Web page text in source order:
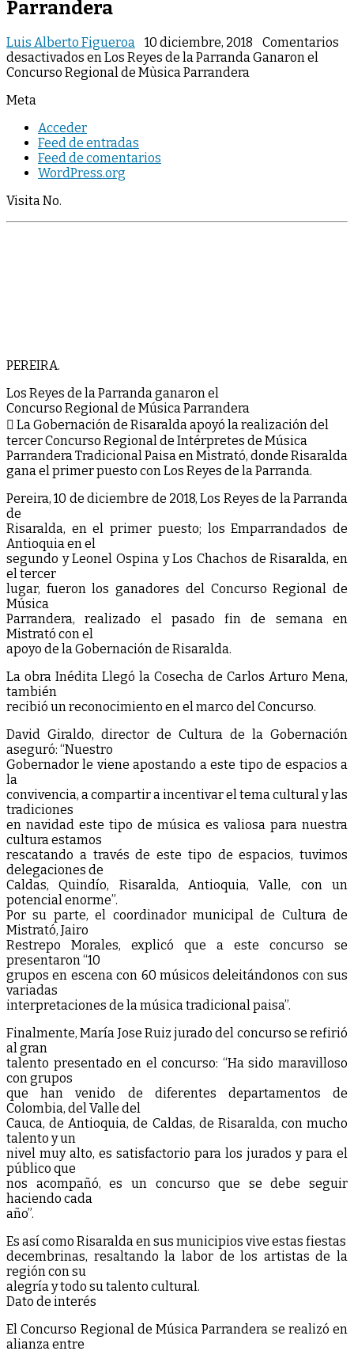
Parrandera
Luis Alberto Figueroa 10 diciembre, 2018
Comentarios
desactivados en Los Reyes de la Parranda Ganaron el
Concurso Regional de Mùsica Parrandera
Meta
Acceder
Feed de entradas
Feed de comentarios
WordPress.org
Visita No.
PEREIRA.
Los Reyes de la Parranda ganaron el
Concurso Regional de Música Parrandera
 La Gobernación de Risaralda apoyó la realización del
tercer Concurso Regional de Intérpretes de Música
Parrandera Tradicional Paisa en Mistrató, donde Risaralda
gana el primer puesto con Los Reyes de la Parranda.
Pereira, 10 de diciembre de 2018, Los Reyes de la Parranda
de
Risaralda, en el primer puesto; los Emparrandados de
Antioquia en el
segundo y Leonel Ospina y Los Chachos de Risaralda, en
el tercer
lugar, fueron los ganadores del Concurso Regional de
Música
Parrandera, realizado el pasado fin de semana en
Mistrató con el
apoyo de la Gobernación de Risaralda.
La obra Inédita Llegó la Cosecha de Carlos Arturo Mena,
también
recibió un reconocimiento en el marco del Concurso.
David Giraldo, director de Cultura de la Gobernación
aseguró: “Nuestro
Gobernador le viene apostando a este tipo de espacios a
la
convivencia, a compartir a incentivar el tema cultural y las
tradiciones
en navidad este tipo de música es valiosa para nuestra
cultura estamos
rescatando a través de este tipo de espacios, tuvimos
delegaciones de
Caldas, Quindío, Risaralda, Antioquia, Valle, con un
potencial enorme”.
Por su parte, el coordinador municipal de Cultura de
Mistrató, Jairo
Restrepo Morales, explicó que a este concurso se
presentaron “10
grupos en escena con 60 músicos deleitándonos con sus
variadas
interpretaciones de la música tradicional paisa”.
Finalmente, María Jose Ruiz jurado del concurso se refirió
al gran
talento presentado en el concurso: “Ha sido maravilloso
con grupos
que han venido de diferentes departamentos de
Colombia, del Valle del
Cauca, de Antioquia, de Caldas, de Risaralda, con mucho
talento y un
nivel muy alto, es satisfactorio para los jurados y para el
público que
nos acompañó, es un concurso que se debe seguir
haciendo cada
año”.
Es así como Risaralda en sus municipios vive estas fiestas
decembrinas, resaltando la labor de los artistas de la
región con su
alegría y todo su talento cultural.
Dato de interés
El Concurso Regional de Música Parrandera se realizó en
alianza entre